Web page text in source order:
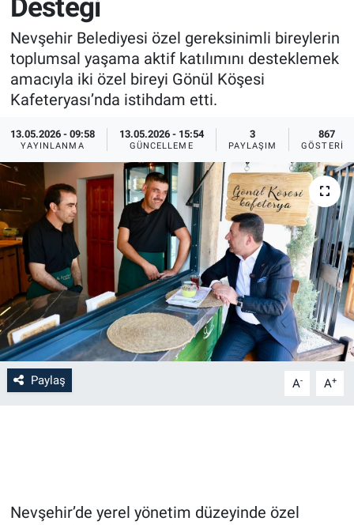
Desteği
Nevşehir Belediyesi özel gereksinimli bireylerin
toplumsal yaşama aktif katılımını desteklemek
amacıyla iki özel bireyi Gönül Köşesi
Kafeteryası’nda istihdam etti.
13.05.2026 - 09:58
YAYINLANMA
13.05.2026 - 15:54
GÜNCELLEME
3
PAYLAŞIM
867
GÖSTERIM
Paylaş A- A+
Nevşehir’de yerel yönetim düzeyinde özel
Sağlık
Yerel
Genel
Asayiş
İlan - Duyuru- Mesaj
Türkiye Gündemi
Sizden Gelenler
Yaşam
Sağlık
Eğitim
Kültür
3.Sayfa
Medya
Bilim-Tek
Kayseri
İlan - Duyuru- Mesaj
Türkiye Gündemi
Sizden Gelenler